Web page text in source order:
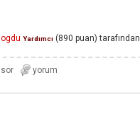
Yardımcı (890 puan) tarafından